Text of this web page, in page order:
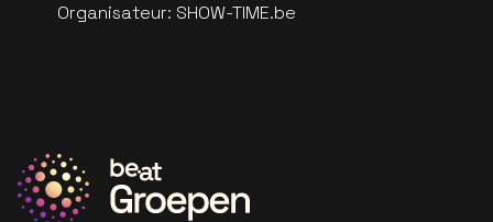
Organisateur: SHOW-TIME.be